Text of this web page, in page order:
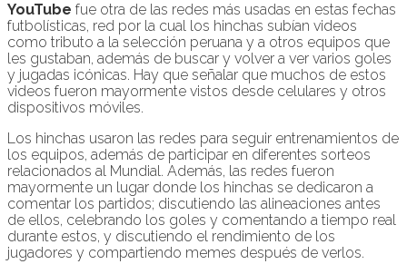
YouTube fue otra de las redes más usadas en estas fechas
futbolísticas, red por la cual los hinchas subían videos
como tributo a la selección peruana y a otros equipos que
les gustaban, además de buscar y volver a ver varios goles
y jugadas icónicas. Hay que señalar que muchos de estos
videos fueron mayormente vistos desde celulares y otros
dispositivos móviles.
Los hinchas usaron las redes para seguir entrenamientos de
los equipos, además de participar en diferentes sorteos
relacionados al Mundial. Además, las redes fueron
mayormente un lugar donde los hinchas se dedicaron a
comentar los partidos; discutiendo las alineaciones antes
de ellos, celebrando los goles y comentando a tiempo real
durante estos, y discutiendo el rendimiento de los
jugadores y compartiendo memes después de verlos.